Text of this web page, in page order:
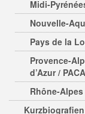
Midi-
Nouvelle-
Pays de la
Provence-
d’Azur / PACA
Rhône-Alpes
Kurzbiografien